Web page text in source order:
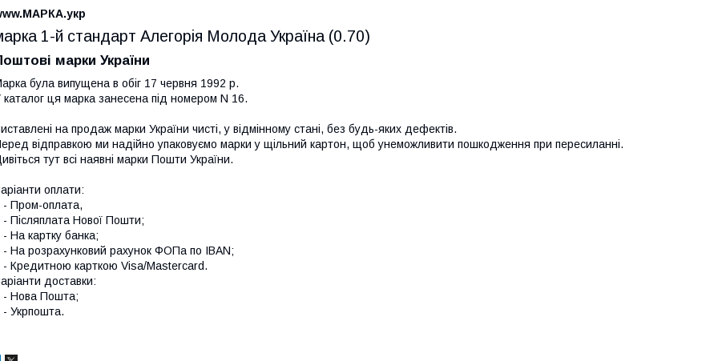
1-й стандарт Алегорія Молода Україна (0.70)
марки України
була випущена в обіг 17 червня 1992 р.
каталог ця марка занесена під номером N 16.
на продаж марки України чисті, у відмінному стані, без будь-яких дефектів.
відправкою ми надійно упаковуємо марки у щільний картон, щоб унеможливити пошкодження при пересиланні.
тут всі наявні марки Пошти України.
оплати:
- Пром-оплата,
- Післяплата Нової Пошти;
- На картку банка;
- На розрахунковий рахунок ФОПа по IBAN;
- Кредитною карткою Visa/Mastercard.
доставки:
- Нова Пошта;
- Укрпошта.